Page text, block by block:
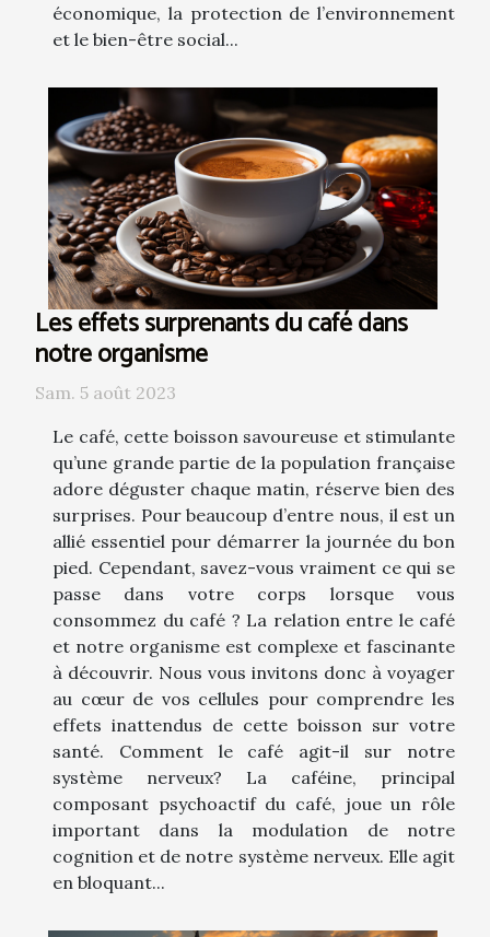
économique, la protection de l’environnement
et le bien-être social...
Les effets surprenants du café dans
notre organisme
Sam. 5 août 2023
Le café, cette boisson savoureuse et stimulante
qu’une grande partie de la population française
adore déguster chaque matin, réserve bien des
surprises. Pour beaucoup d’entre nous, il est un
allié essentiel pour démarrer la journée du bon
pied. Cependant, savez-vous vraiment ce qui se
passe dans votre corps lorsque vous
consommez du café ? La relation entre le café
et notre organisme est complexe et fascinante
à découvrir. Nous vous invitons donc à voyager
au cœur de vos cellules pour comprendre les
effets inattendus de cette boisson sur votre
santé. Comment le café agit-il sur notre
système nerveux? La caféine, principal
composant psychoactif du café, joue un rôle
important dans la modulation de notre
cognition et de notre système nerveux. Elle agit
en bloquant...